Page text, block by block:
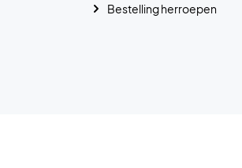
Bestelling herroepen